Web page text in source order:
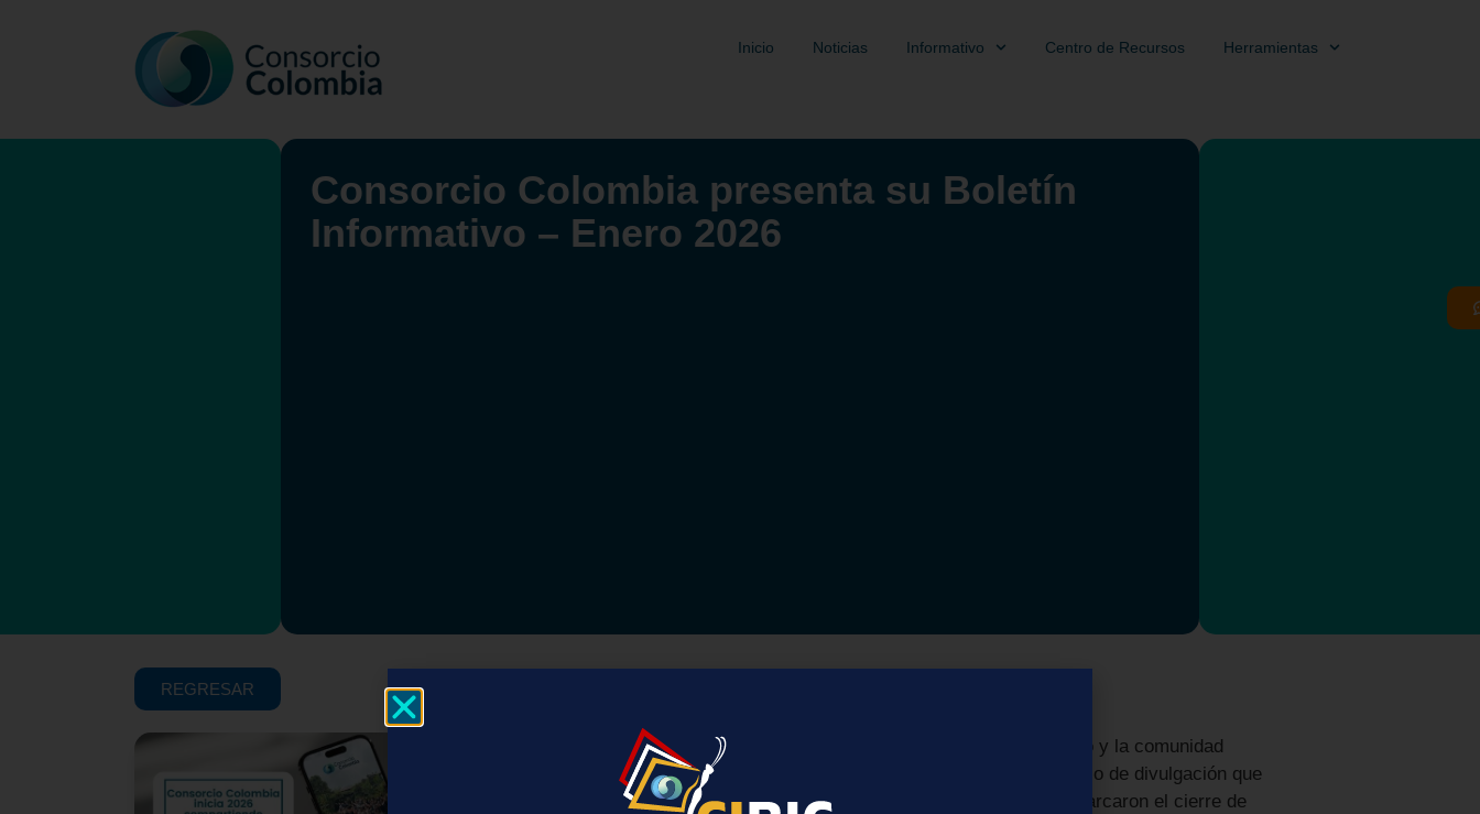
Inicio Noticias Informativo Centro de Recursos Herramientas
Consorcio Colombia presenta su Boletín
Informativo – Enero 2026
REGRESAR
El Consorcio Colombia comparte con sus instituciones miembro y la comunidad
académica elBoletín Informativo de enero de 2026
, un espacio de divulgación que
recoge los principales avances, resultados y reflexiones que marcaron el cierre de